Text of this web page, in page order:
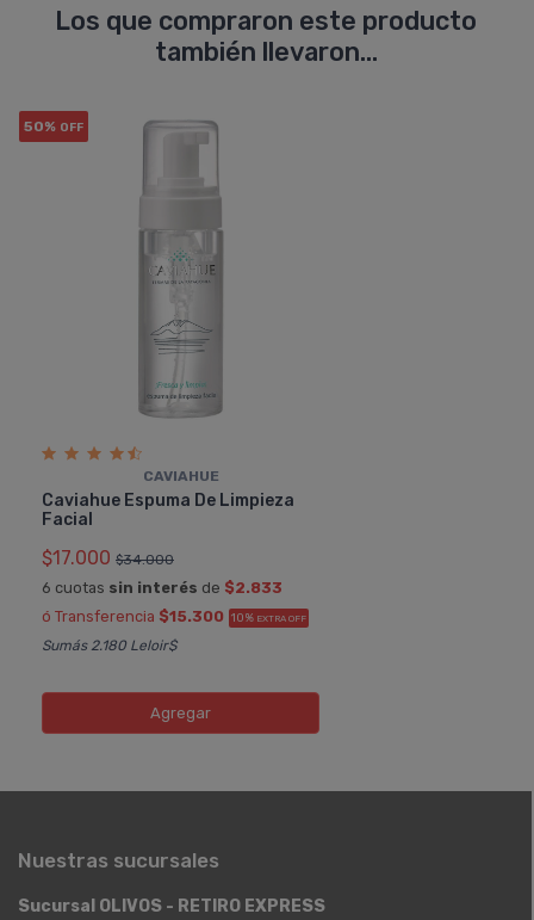
Los que compraron este producto
también llevaron...
50% OFF
CAVIAHUE
Caviahue Espuma De Limpieza
Facial
$17.000 $34.000
6 cuotas sin interés de $2.833
ó Transferencia $15.300 10% EXTRA OFF
Sumás 2.180 Leloir$
Agregar
Nuestras sucursales
Sucursal OLIVOS - RETIRO EXPRESS